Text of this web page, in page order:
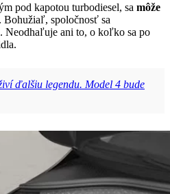
pod kapotou turbodiesel, sa môže
. Bohužiaľ, spoločnosť sa
Neodhaľuje ani to, o koľko sa po
ďalšiu legendu. Model 4 bude